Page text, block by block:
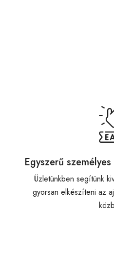
Egyszerű
Üzletünkben segítünk
gyorsan elkészíteni az